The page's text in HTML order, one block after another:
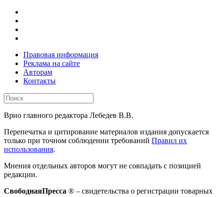
Правовая информация
Реклама на сайте
Авторам
Контакты
Врио главного редактора Лебедев В.В.
Перепечатка и цитирование материалов издания допускается
только при точном соблюдении требований Правил их
использования.
Мнения отдельных авторов могут не совпадать с позицией
редакции.
СвободнаяПресса ® – свидетельства о регистрации товарных